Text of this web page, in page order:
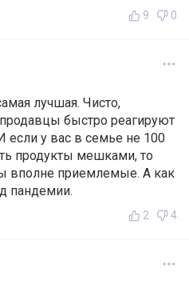
9 0
лучшая. Чисто,
быстро реагируют
если у вас в семье не 100
продукты мешками, то
вполне приемлемые. А как
пандемии.
2 4